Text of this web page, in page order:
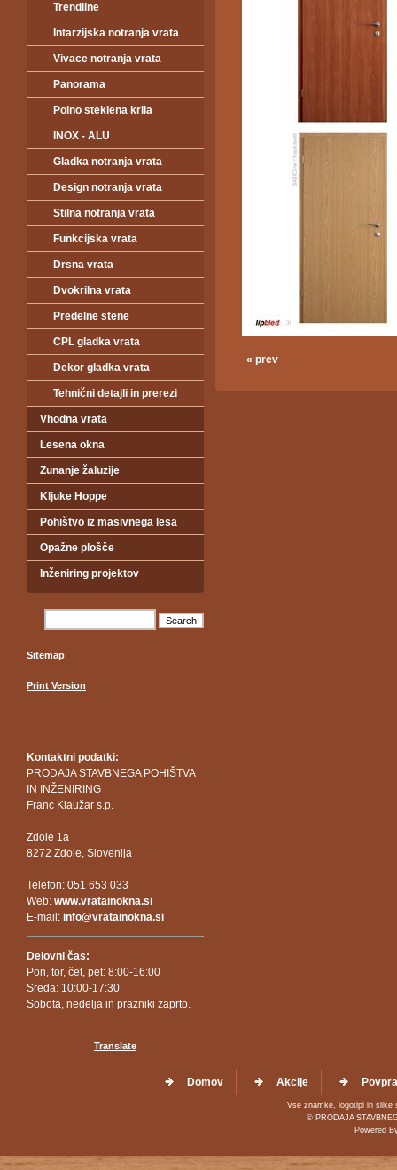
Trendline
Intarzijska notranja vrata
Vivace notranja vrata
Panorama
Polno steklena krila
INOX - ALU
Gladka notranja vrata
Design notranja vrata
Stilna notranja vrata
Funkcijska vrata
Drsna vrata
Dvokrilna vrata
Predelne stene
CPL gladka vrata
Dekor gladka vrata
Tehnični detajli in prerezi
Vhodna vrata
Lesena okna
Zunanje žaluzije
Kljuke Hoppe
Pohištvo iz masivnega lesa
Opažne plošče
Inženiring projektov
Sitemap
Print Version
Kontaktni podatki:
PRODAJA STAVBNEGA POHIŠTVA
IN INŽENIRING
Franc Klaužar s.p.
Zdole 1a
8272 Zdole, Slovenija
Telefon: 051 653 033
Web: www.vratainokna.si
E-mail: info@vratainokna.si
Delovni čas:
Pon, tor, čet, pet: 8:00-16:00
Sreda: 10:00-17:30
Sobota, nedelja in prazniki zaprto.
Translate
« prev
Domov Akcije
Vse znamke, logotipi in slike
© PRODAJA
Powered